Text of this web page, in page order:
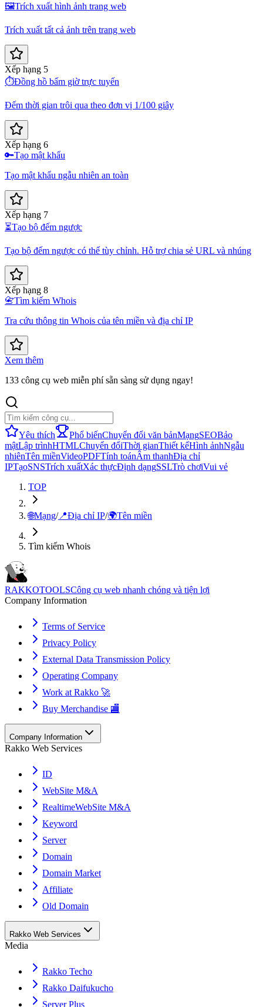
🖼️Trích xuất hình ảnh trang web
Trích xuất tất cả ảnh trên trang web
Xếp hạng 5
⏱️Đồng hồ bấm giờ trực tuyến
Đếm thời gian trôi qua theo đơn vị 1/100 giây
Xếp hạng 6
🔑Tạo mật khẩu
Tạo mật khẩu ngẫu nhiên an toàn
Xếp hạng 7
⏳Tạo bộ đếm ngược
Tạo bộ đếm ngược có thể tùy chỉnh. Hỗ trợ chia sẻ URL và nhúng
Xếp hạng 8
📇Tìm kiếm Whois
Tra cứu thông tin Whois của tên miền và địa chỉ IP
Xem thêm
133 công cụ web miễn phí sẵn sàng sử dụng ngay!
Yêu thích Phổ biếnChuyển đổi văn bảnMạngSEOBảo
mậtLập trìnhHTMLChuyển đổiThời gianThiết kếHình ảnhNgẫu
nhiênTên miềnVideoPDFTính toánÂm thanhĐịa chỉ
IPTạoSNSTrích xuấtXác thựcĐịnh dạngSSLTrò chơiVui vẻ
TOP
🌐Mạng/📍Địa chỉ IP/🌍Tên miền
Tìm kiếm Whois
RAKKOTOOLSCông cụ web nhanh chóng và tiện lợi
Company Information
Terms of Service
Privacy Policy
External Data Transmission Policy
Operating Company
Work at Rakko 🚀
Buy Merchandise 🏬
Company Information
Rakko Web Services
ID
WebSite M&A
RealtimeWebSite M&A
Keyword
Server
Domain
Domain Market
Affiliate
Old Domain
Rakko Web Services
Media
Rakko Techo
Rakko Daifukucho
Server Plus